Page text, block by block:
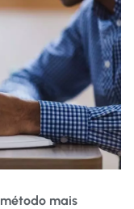
método mais